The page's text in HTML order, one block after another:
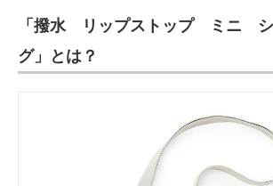
ちょっと気になるネットの話題
「撥水 リップストップ ミニ シ
グ」とは？